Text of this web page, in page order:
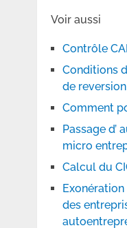
Voir aussi
Contrôle
Conditions
de reversion
Comment
Passage d’
micro
Calcul du
des